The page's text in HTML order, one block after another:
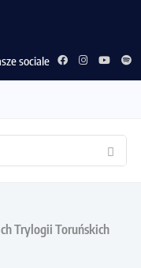
sociale
Trylogii Toruńskich